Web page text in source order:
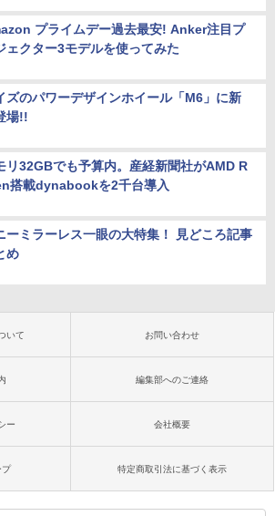
プライムデー過去最安! Anker注目プ
ェクター3モデルを使ってみた
ズのパワーデザインホイール「M6」に新
場!!
リ32GBでも予算内。産経新聞社がAMD R
搭載dynabookを2千台導入
ーミラーレス一眼の大特集！ 見どころ記事
め
いて お問い合わせ
編集部へのご連絡
ー 会社概要
プ 特定商取引法に基づく表示